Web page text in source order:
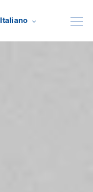
Italiano